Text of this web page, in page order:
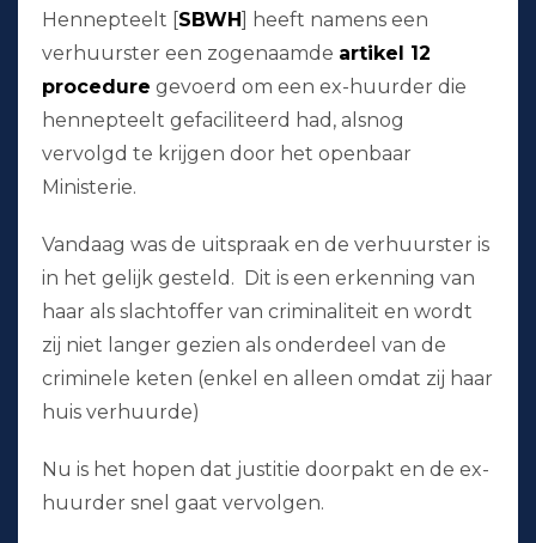
Hennepteelt [SBWH] heeft namens een
verhuurster een zogenaamde artikel 12
procedure gevoerd om een ex-huurder die
hennepteelt gefaciliteerd had, alsnog
vervolgd te krijgen door het openbaar
Ministerie.
Vandaag was de uitspraak en de verhuurster is
in het gelijk gesteld. Dit is een erkenning van
haar als slachtoffer van criminaliteit en wordt
zij niet langer gezien als onderdeel van de
criminele keten (enkel en alleen omdat zij haar
huis verhuurde)
Nu is het hopen dat justitie doorpakt en de ex-
huurder snel gaat vervolgen.